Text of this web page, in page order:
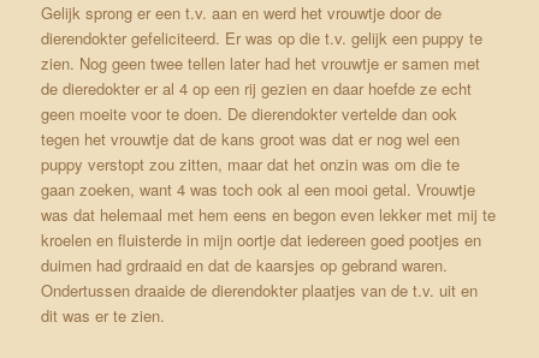
Gelijk sprong er een t.v. aan en werd het vrouwtje door de
dierendokter gefeliciteerd. Er was op die t.v. gelijk een puppy te
zien. Nog geen twee tellen later had het vrouwtje er samen met
de dieredokter er al 4 op een rij gezien en daar hoefde ze echt
geen moeite voor te doen. De dierendokter vertelde dan ook
tegen het vrouwtje dat de kans groot was dat er nog wel een
puppy verstopt zou zitten, maar dat het onzin was om die te
gaan zoeken, want 4 was toch ook al een mooi getal. Vrouwtje
was dat helemaal met hem eens en begon even lekker met mij te
kroelen en fluisterde in mijn oortje dat iedereen goed pootjes en
duimen had grdraaid en dat de kaarsjes op gebrand waren.
Ondertussen draaide de dierendokter plaatjes van de t.v. uit en
dit was er te zien.